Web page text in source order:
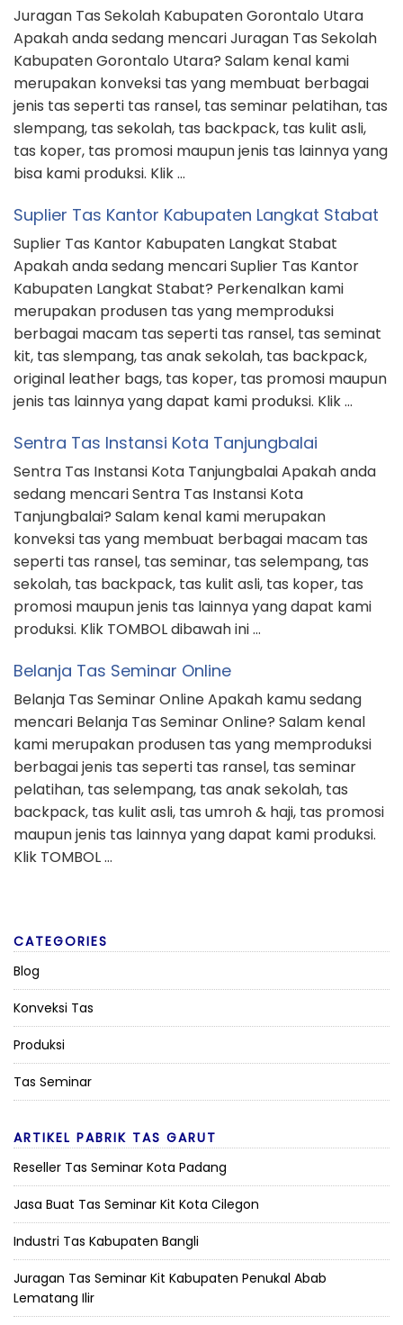
Juragan Tas Sekolah Kabupaten Gorontalo Utara
Apakah anda sedang mencari Juragan Tas Sekolah
Kabupaten Gorontalo Utara? Salam kenal kami
merupakan konveksi tas yang membuat berbagai
jenis tas seperti tas ransel, tas seminar pelatihan, tas
slempang, tas sekolah, tas backpack, tas kulit asli,
tas koper, tas promosi maupun jenis tas lainnya yang
bisa kami produksi. Klik …
Suplier Tas Kantor Kabupaten Langkat Stabat
Suplier Tas Kantor Kabupaten Langkat Stabat
Apakah anda sedang mencari Suplier Tas Kantor
Kabupaten Langkat Stabat? Perkenalkan kami
merupakan produsen tas yang memproduksi
berbagai macam tas seperti tas ransel, tas seminat
kit, tas slempang, tas anak sekolah, tas backpack,
original leather bags, tas koper, tas promosi maupun
jenis tas lainnya yang dapat kami produksi. Klik …
Sentra Tas Instansi Kota Tanjungbalai
Sentra Tas Instansi Kota Tanjungbalai Apakah anda
sedang mencari Sentra Tas Instansi Kota
Tanjungbalai? Salam kenal kami merupakan
konveksi tas yang membuat berbagai macam tas
seperti tas ransel, tas seminar, tas selempang, tas
sekolah, tas backpack, tas kulit asli, tas koper, tas
promosi maupun jenis tas lainnya yang dapat kami
produksi. Klik TOMBOL dibawah ini …
Belanja Tas Seminar Online
Belanja Tas Seminar Online Apakah kamu sedang
mencari Belanja Tas Seminar Online? Salam kenal
kami merupakan produsen tas yang memproduksi
berbagai jenis tas seperti tas ransel, tas seminar
pelatihan, tas selempang, tas anak sekolah, tas
backpack, tas kulit asli, tas umroh & haji, tas promosi
maupun jenis tas lainnya yang dapat kami produksi.
Klik TOMBOL …
CATEGORIES
Blog
Konveksi Tas
Produksi
Tas Seminar
ARTIKEL PABRIK TAS GARUT
Reseller Tas Seminar Kota Padang
Jasa Buat Tas Seminar Kit Kota Cilegon
Industri Tas Kabupaten Bangli
Juragan Tas Seminar Kit Kabupaten Penukal Abab
Lematang Ilir